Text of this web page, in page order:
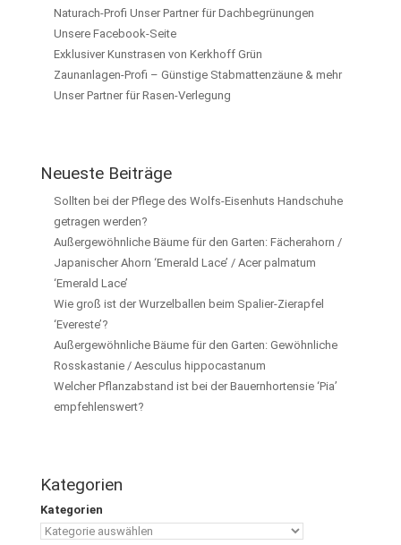
Naturach-Profi Unser Partner für Dachbegrünungen
Unsere Facebook-Seite
Exklusiver Kunstrasen von Kerkhoff Grün
Zaunanlagen-Profi – Günstige Stabmattenzäune & mehr
Unser Partner für Rasen-Verlegung
Neueste Beiträge
Sollten bei der Pflege des Wolfs-Eisenhuts Handschuhe
getragen werden?
Außergewöhnliche Bäume für den Garten: Fächerahorn /
Japanischer Ahorn ‘Emerald Lace’ / Acer palmatum
‘Emerald Lace’
Wie groß ist der Wurzelballen beim Spalier-Zierapfel
‘Evereste’?
Außergewöhnliche Bäume für den Garten: Gewöhnliche
Rosskastanie / Aesculus hippocastanum
Welcher Pflanzabstand ist bei der Bauernhortensie ‘Pia’
empfehlenswert?
Kategorien
Kategorien